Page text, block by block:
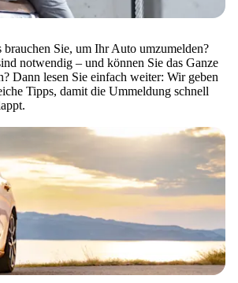
brauchen Sie, um Ihr Auto umzumelden?
notwendig – und können Sie das Ganze
Dann lesen Sie einfach weiter: Wir geben
Tipps, damit die Ummeldung schnell